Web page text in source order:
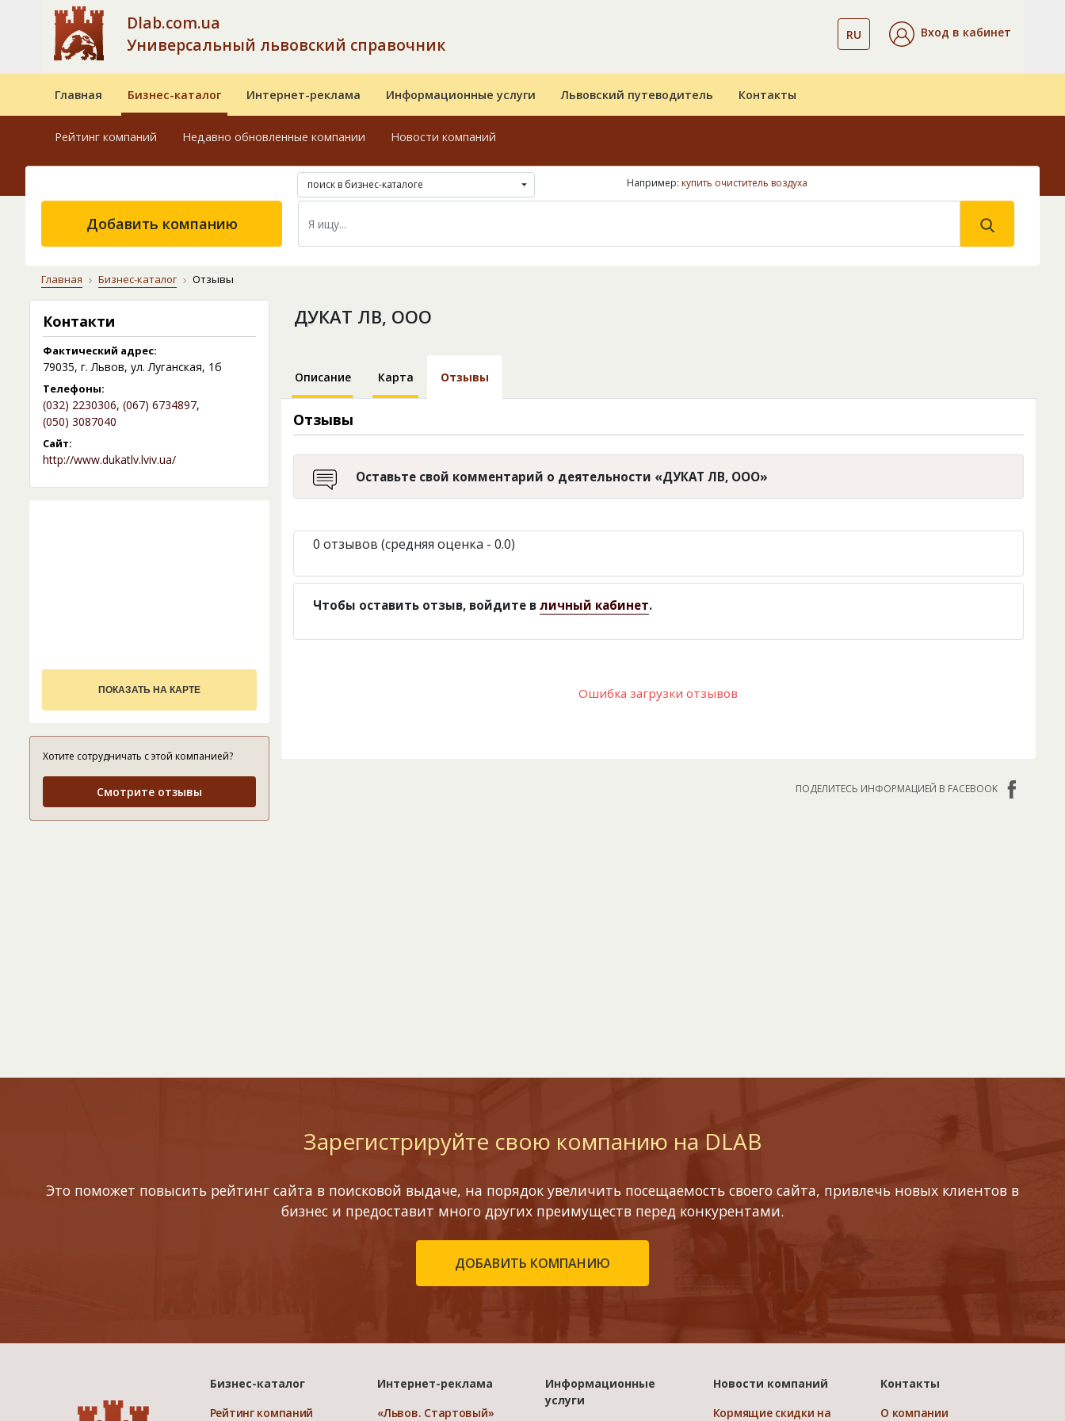
Dlab.com.ua
Универсальный львовский справочник
RU Вход в кабинет
Главная Бизнес-каталог Интернет-реклама Информационные услуги Львовский путеводитель Контакты
Рейтинг компаний Недавно обновленные компании Новости компаний
поиск в бизнес-каталоге Например: купить очиститель воздуха
Добавить компанию
Главная Бизнес-каталог Отзывы
Контакти
Фактический адрес:
79035, г. Львов, ул. Луганская, 1б
Телефоны:
(032) 2230306, (067) 6734897,
(050) 3087040
Сайт:
http://www.dukatlv.lviv.ua/
ПОКАЗАТЬ НА КАРТЕ
Хотите сотрудничать с этой компанией?
Смотрите отзывы
ДУКАТ ЛВ, ООО
Описание Карта Отзывы
Отзывы
Оставьте свой комментарий о деятельности «ДУКАТ ЛВ, ООО»
0 отзывов (средняя оценка - 0.0)
Чтобы оставить отзыв, войдите в личный кабинет.
Ошибка загрузки отзывов
ПОДЕЛИТЕСЬ ИНФОРМАЦИЕЙ В FACEBOOK
Зарегистрируйте свою компанию на DLAB
Это поможет повысить рейтинг сайта в поисковой выдаче, на порядок увеличить посещаемость своего сайта, привлечь новых клиентов в
бизнес и предоставит много других преимуществ перед конкурентами.
ДОБАВИТЬ КОМПАНИЮ
Бизнес-каталог
Рейтинг компаний
Интернет-реклама
«Львов. Стартовый»
Информационные
услуги
Новости компаний
Кормящие скидки на
Контакты
О компании